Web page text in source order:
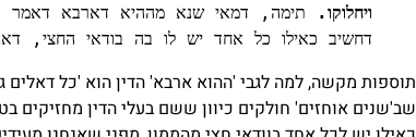
ויחלוקו.
דחשיב כאילו כל אחד יש לו בה בודאי החצי,
תוספות מקשה, למה לגבי 'ההוא ארבא' הדין הוא 'כל דאלים
שב'שנים אוחזים' חולקים כיוון ששם בעלי הדין מחזיקים